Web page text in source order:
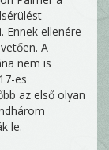
Ennek ellenére
A
nem is
es
az első olyan
le.